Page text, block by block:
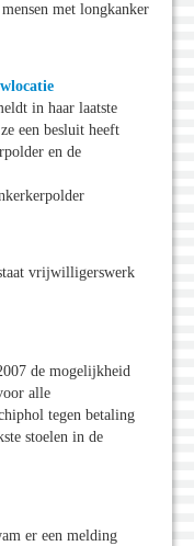
met longkanker
in haar laatste
een besluit heeft
en de
vrijwilligerswerk
de mogelijkheid
alle
tegen betaling
stoelen in de
er een melding